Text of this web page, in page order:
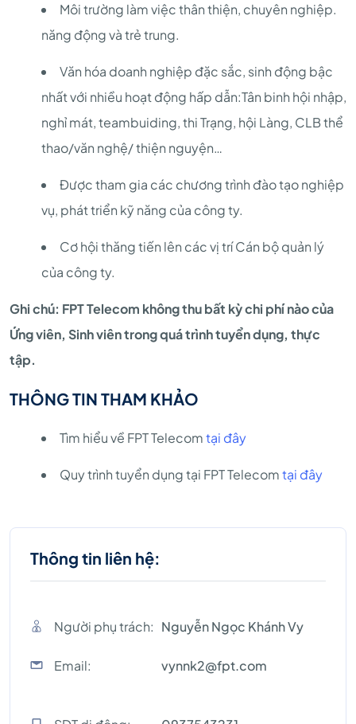
Môi trường làm việc thân thiện, chuyên nghiệp.
năng động và trẻ trung.
Văn hóa doanh nghiệp đặc sắc, sinh động bậc
nhất với nhiều hoạt động hấp dẫn:Tân binh hội nhập,
nghỉ mát, teambuiding, thi Trạng, hội Làng, CLB thể
thao/văn nghệ/ thiện nguyện…
Được tham gia các chương trình đào tạo nghiệp
vụ, phát triển kỹ năng của công ty.
Cơ hội thăng tiến lên các vị trí Cán bộ quản lý
của công ty.
Ghi chú: FPT Telecom không thu bất kỳ chi phí nào của
Ứng viên, Sinh viên trong quá trình tuyển dụng, thực
tập.
THÔNG TIN THAM KHẢO
Tìm hiểu về FPT Telecomtại đây
Quy trình tuyển dụng tại FPT Telecomtại đây
Thông tin liên hệ:
Người phụ trách: Nguyễn Ngọc Khánh Vy
Email: vynnk2@fpt.com